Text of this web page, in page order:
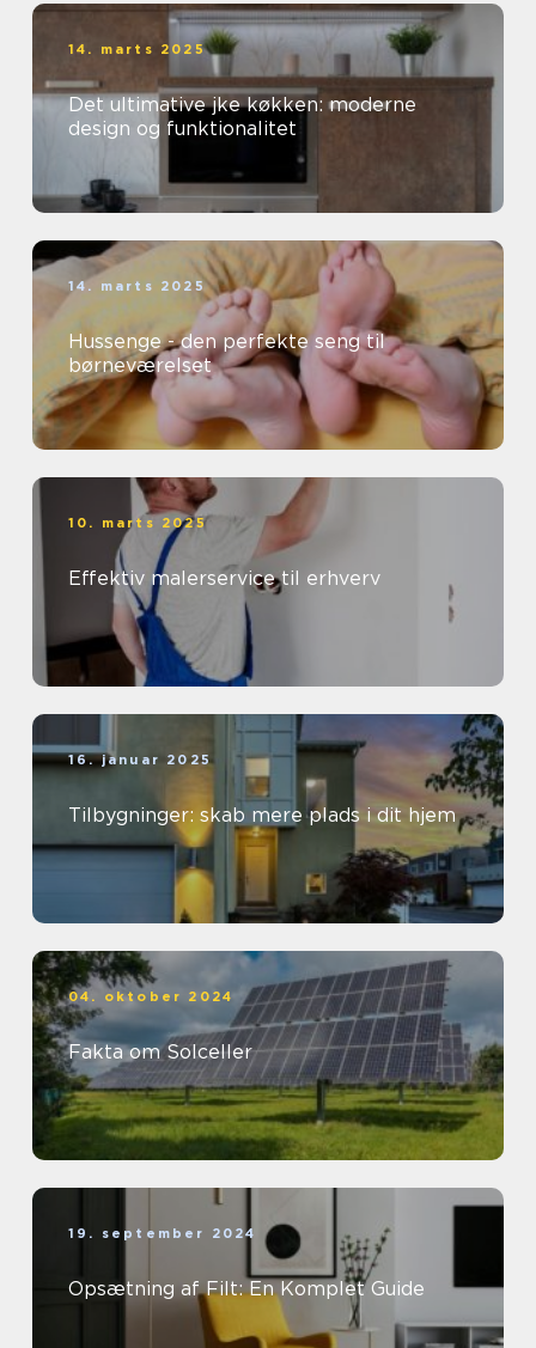
14. marts 2025
Det ultimative jke køkken: moderne
design og funktionalitet
14. marts 2025
Hussenge - den perfekte seng til
børneværelset
10. marts 2025
Effektiv malerservice til erhverv
16. januar 2025
Tilbygninger: skab mere plads i dit hjem
04. oktober 2024
Fakta om Solceller
19. september 2024
Opsætning af Filt: En Komplet Guide